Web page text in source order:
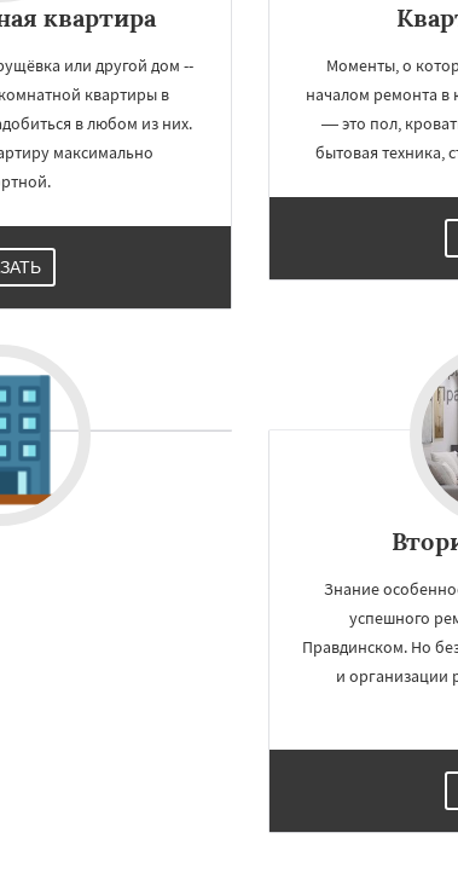
квартира
или другой дом --
квартиры в
в любом из них.
максимально
Моменты, о
началом ремонта в
— это пол,
бытовая техника,
Знание
успешного
Правдинском. Но
и организации